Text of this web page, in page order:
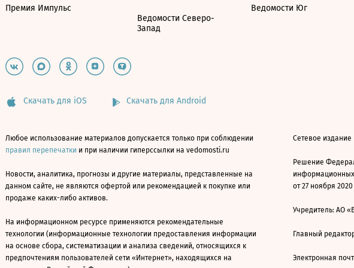
Премия Импульс
Ведомости Северо-
Запад
Ведомости Юг
Скачать для iOS Скачать для Android
Любое использование материалов допускается только при соблюдении
правил перепечатки и при наличии гиперссылки на vedomosti.ru
Новости, аналитика, прогнозы и другие материалы, представленные на
данном сайте, не являются офертой или рекомендацией к покупке или
продаже каких-либо активов.
На информационном ресурсе применяются рекомендательные
технологии (информационные технологии предоставления информации
на основе сбора, систематизации и анализа сведений, относящихся к
предпочтениям пользователей сети «Интернет», находящихся на
Сетевое
Решение
информационных
от 27 ноября
Учредитель: АО
Главный
Электронная